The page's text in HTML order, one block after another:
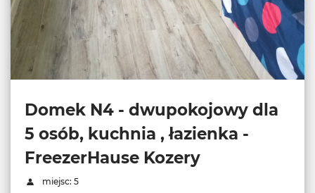
Domek N4 - dwupokojowy dla
5 osób, kuchnia , łazienka -
FreezerHause Kozery
miejsc: 5